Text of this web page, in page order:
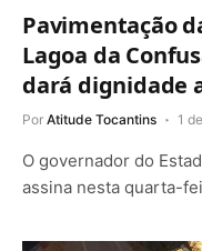
Pavimentação
Lagoa da
dará dignidade
Por Atitude Tocantins 1
O governador do
assina nesta quarta-